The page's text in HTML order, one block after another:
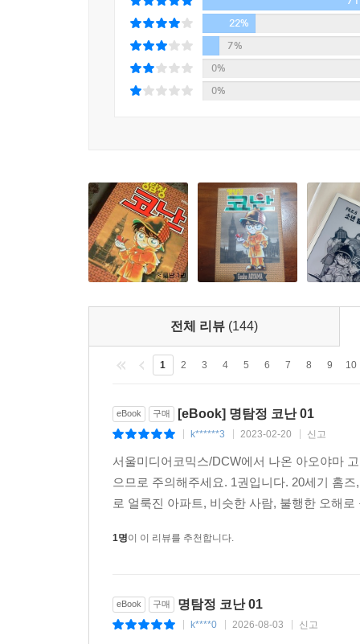
22%
7%
0%
0%
전체 리뷰 (144)
1 2 3 4 5 6 7 8 9 10
eBook 구매 [eBook] 명탐정 코난 01
k******3 2023-02-20 신고
서울미디어코믹스/DCW에서 나온 아오야마
으므로 주의해주세요. 1권입니다. 20세기 홈
로 얼룩진 아파트, 비슷한 사람, 불행한 오해
1명이 이 리뷰를 추천합니다.
eBook 구매 명탐정 코난 01
k****0 2026-08-03 신고